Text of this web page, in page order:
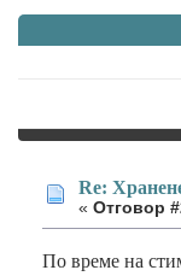
Re:
« Отговор
По време на